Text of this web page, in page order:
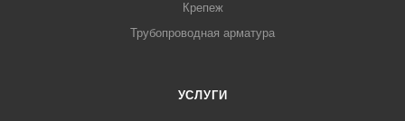
Крепеж
Трубопроводная арматура
УСЛУГИ